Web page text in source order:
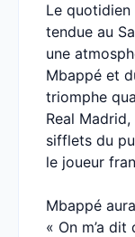
Le
tendue au
une
Mbappé et
triomphe
Real
sifflets du
le joueur
Mbappé
« On m’a dit